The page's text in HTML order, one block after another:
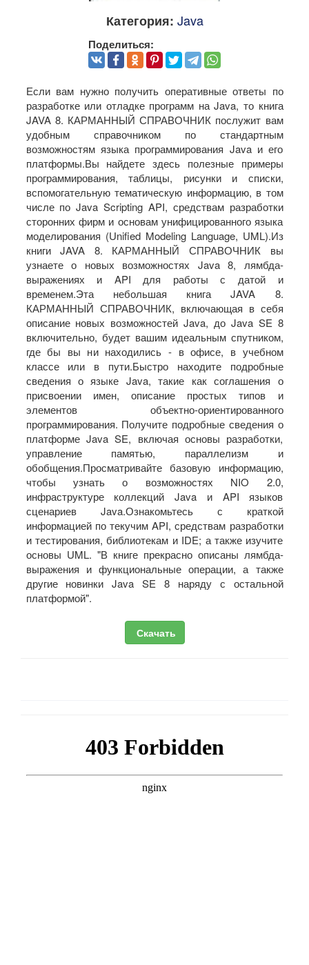
Категория: Java
Поделиться:
Если вам нужно получить оперативные ответы по
разработке или отладке программ на Java, то книга
JAVA 8. КАРМАННЫЙ СПРАВОЧНИК послужит вам
удобным справочником по стандартным
возможностям языка программирования Java и его
платформы.Вы найдете здесь полезные примеры
программирования, таблицы, рисунки и списки,
вспомогательную тематическую информацию, в том
числе по Java Scripting API, средствам разработки
сторонних фирм и основам унифицированного языка
моделирования (Unified Modeling Language, UML).Из
книги JAVA 8. КАРМАННЫЙ СПРАВОЧНИК вы
узнаете о новых возможностях Java 8, лямбда-
выражениях и API для работы с датой и
временем.Эта небольшая книга JAVA 8.
КАРМАННЫЙ СПРАВОЧНИК, включающая в себя
описание новых возможностей Java, до Java SE 8
включительно, будет вашим идеальным спутником,
где бы вы ни находились - в офисе, в учебном
классе или в пути.Быстро находите подробные
сведения о языке Java, такие как соглашения о
присвоении имен, описание простых типов и
элементов объектно-ориентированного
программирования. Получите подробные сведения о
платформе Java SE, включая основы разработки,
управление памятью, параллелизм и
обобщения.Просматривайте базовую информацию,
чтобы узнать о возможностях NIO 2.0,
инфраструктуре коллекций Java и API языков
сценариев Java.Ознакомьтесь с краткой
информацией по текучим API, средствам разработки
и тестирования, библиотекам и IDE; а также изучите
основы UML. "В книге прекрасно описаны лямбда-
выражения и функциональные операции, а также
другие новинки Java SE 8 наряду с остальной
платформой".
Скачать